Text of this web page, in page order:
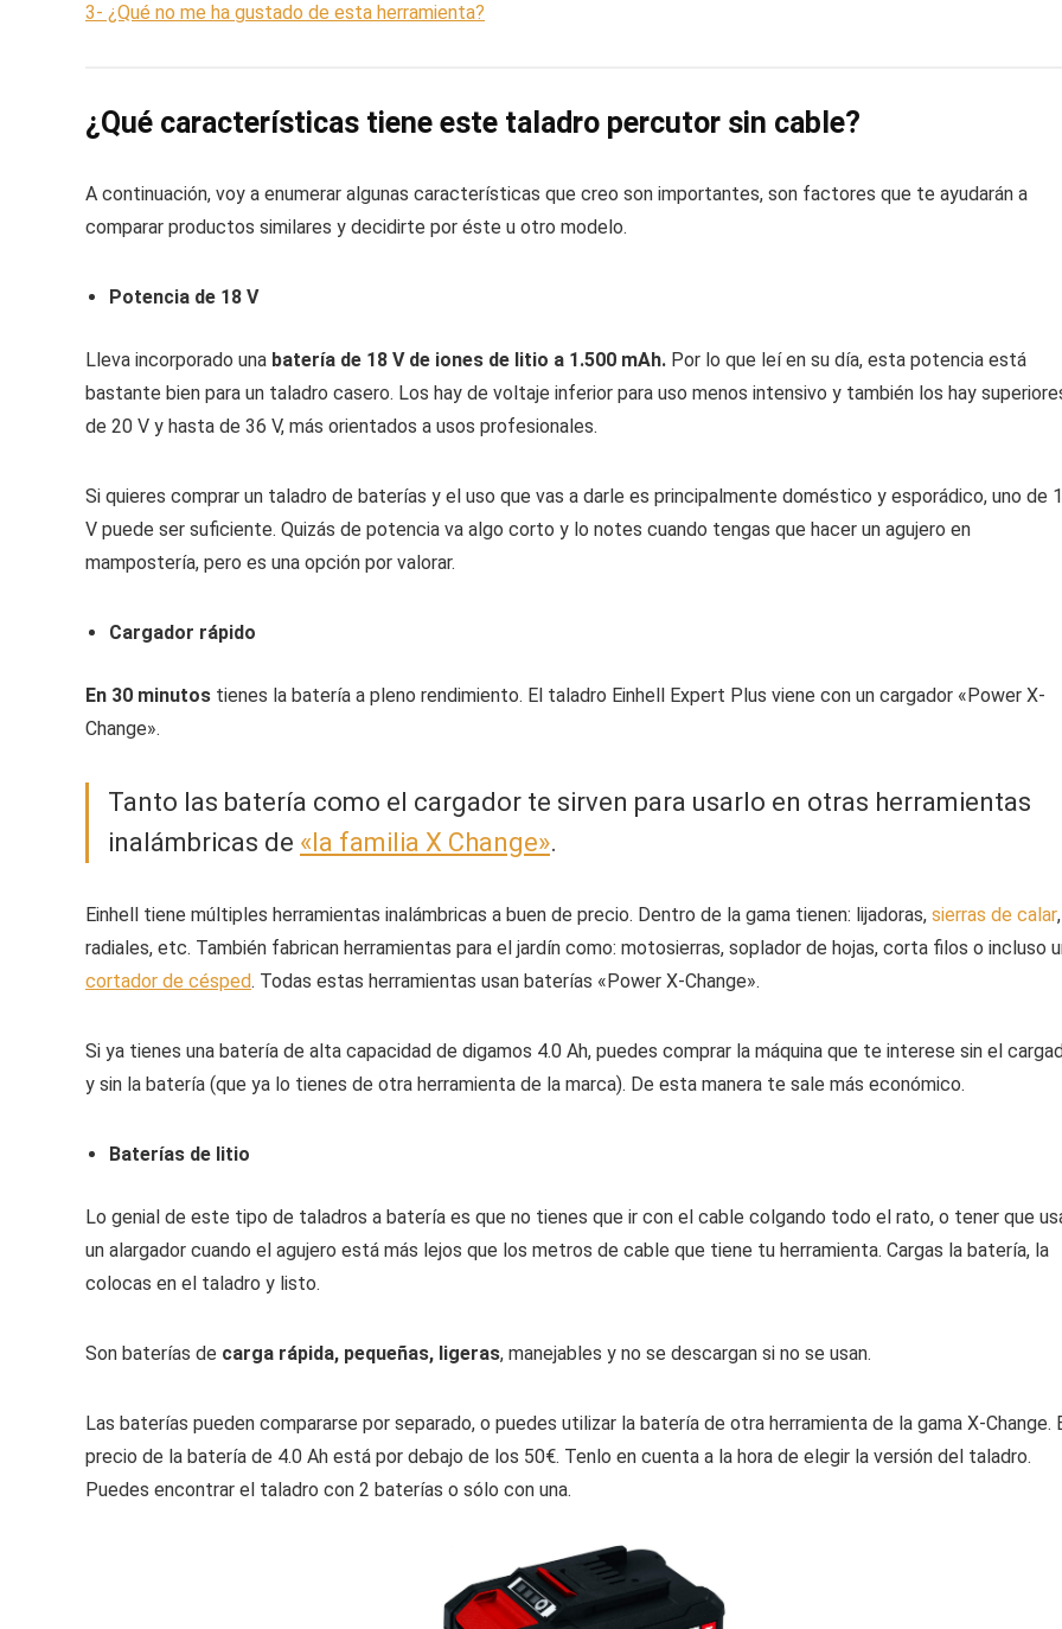
3- ¿Qué no me ha gustado de esta herramienta?
¿Qué características tiene este taladro percutor sin cable?
A continuación, voy a enumerar algunas características que creo son importantes, son factores que te ayudarán a
comparar productos similares y decidirte por éste u otro modelo.
Potencia de 18 V
Lleva incorporado una batería de 18 V de iones de litio a 1.500 mAh. Por lo que leí en su día, esta potencia está
bastante bien para un taladro casero. Los hay de voltaje inferior para uso menos intensivo y también los hay
de 20 V y hasta de 36 V, más orientados a usos profesionales.
Si quieres comprar un taladro de baterías y el uso que vas a darle es principalmente doméstico y esporádico, uno de
V puede ser suficiente. Quizás de potencia va algo corto y lo notes cuando tengas que hacer un agujero en
mampostería, pero es una opción por valorar.
Cargador rápido
En 30 minutos tienes la batería a pleno rendimiento. El taladro Einhell Expert Plus viene con un cargador «Power X-
Change».
Tanto las batería como el cargador te sirven para usarlo en otras herramientas
inalámbricas de «la familia X Change».
Einhell tiene múltiples herramientas inalámbricas a buen de precio. Dentro de la gama tienen: lijadoras, sierras de calar,
radiales, etc. También fabrican herramientas para el jardín como: motosierras, soplador de hojas, corta filos o incluso
cortador de césped. Todas estas herramientas usan baterías «Power X-Change».
Si ya tienes una batería de alta capacidad de digamos 4.0 Ah, puedes comprar la máquina que te interese sin el
y sin la batería (que ya lo tienes de otra herramienta de la marca). De esta manera te sale más económico.
Baterías de litio
Lo genial de este tipo de taladros a batería es que no tienes que ir con el cable colgando todo el rato, o tener que
un alargador cuando el agujero está más lejos que los metros de cable que tiene tu herramienta. Cargas la batería, la
colocas en el taladro y listo.
Son baterías de carga rápida, pequeñas, ligeras, manejables y no se descargan si no se usan.
Las baterías pueden compararse por separado, o puedes utilizar la batería de otra herramienta de la gama X-Change.
precio de la batería de 4.0 Ah está por debajo de los 50€. Tenlo en cuenta a la hora de elegir la versión del taladro.
Puedes encontrar el taladro con 2 baterías o sólo con una.